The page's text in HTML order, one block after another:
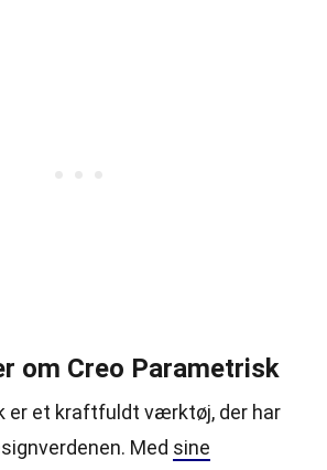
om Creo Parametrisk
er et kraftfuldt værktøj, der har
Med sine